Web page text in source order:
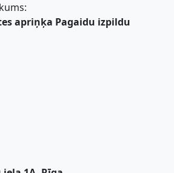
apriņķa Pagaidu izpildu